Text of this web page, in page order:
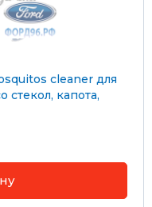
cleaner для
стекол, капота,